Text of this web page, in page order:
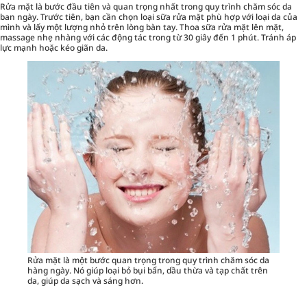
Rửa mặt là bước đầu tiên và quan trọng nhất trong quy trình chăm sóc da
ban ngày. Trước tiên, bạn cần chọn loại sữa rửa mặt phù hợp với loại da của
mình và lấy một lượng nhỏ trên lòng bàn tay. Thoa sữa rửa mặt lên mặt,
massage nhẹ nhàng với các động tác trong từ 30 giây đến 1 phút. Tránh áp
lực mạnh hoặc kéo giãn da.
Rửa mặt là một bước quan trọng trong quy trình chăm sóc da
hàng ngày. Nó giúp loại bỏ bụi bẩn, dầu thừa và tạp chất trên
da, giúp da sạch và sáng hơn.